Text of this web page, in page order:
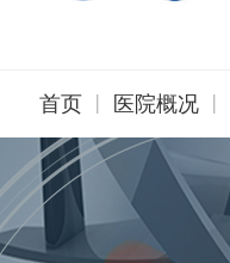
首页 | 医院概况 |